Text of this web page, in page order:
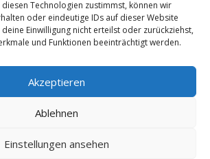
Technologien zustimmst, können wir
oder eindeutige IDs auf dieser Website
Einwilligung nicht erteilst oder zurückziehst,
und Funktionen beeinträchtigt werden.
Akzeptieren
Ablehnen
Einstellungen ansehen
buchen
AGB
2026 | Web24 Consulting AVO UG |
*Werbehinweis: Die ist ein
zu Dienstleistern und Fachbetrieben
Wenn Sie bei den
ein Angebot anfordern oder etwas
Redaktionelle Einträge wurden